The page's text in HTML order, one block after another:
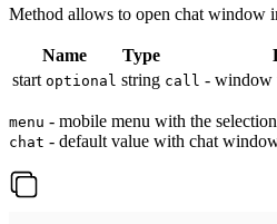
Method allows to open chat window
Name Type
start optional string call - window
menu - mobile menu with the
chat - default value with chat